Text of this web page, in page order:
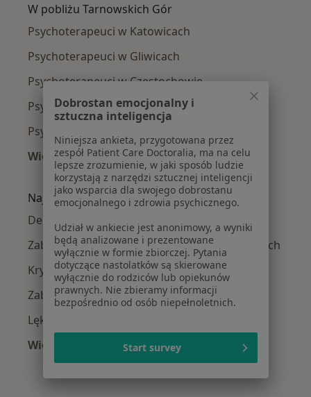
W pobliżu Tarnowskich Gór
Psychoterapeuci w Katowicach
Psychoterapeuci w Gliwicach
Psychoterapeuci w Częstochowie
Psychoterapeuci w Tychach
Psychoterapeuci w Bytomiu
Więcej (14)
Więcej w kategorii: W pobliżu Tarnowskich
Najczęście leczone choroby
Depresja w Tarnowskich Górach
Zaburzenia emocjonalne w Tarnowskich Górach
Kryzys emocjonalny w Tarnowskich Górach
Zaburzenia lękowe w Tarnowskich Górach
Lęki w Tarnowskich Górach
Więcej (15)
Więcej w kategorii: Najczęście leczone
Dobrostan emocjonalny i
sztuczna inteligencja
Niniejsza ankieta, przygotowana przez
zespół Patient Care Doctoralia, ma na celu
lepsze zrozumienie, w jaki sposób ludzie
korzystają z narzędzi sztucznej inteligencji
jako wsparcia dla swojego dobrostanu
emocjonalnego i zdrowia psychicznego.
Udział w ankiecie jest anonimowy, a wyniki
będą analizowane i prezentowane
wyłącznie w formie zbiorczej. Pytania
dotyczące nastolatków są skierowane
wyłącznie do rodziców lub opiekunów
prawnych. Nie zbieramy informacji
bezpośrednio od osób niepełnoletnich.
Start survey